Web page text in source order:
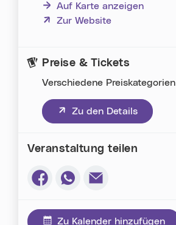
Auf Karte anzeigen
Zur Website
(neues Fenster)
Preise & Tickets
Verschiedene Preiskategorien
Zu den Details
(neues Fenster)
Veranstaltung teilen
Zu Kalender hinzufügen